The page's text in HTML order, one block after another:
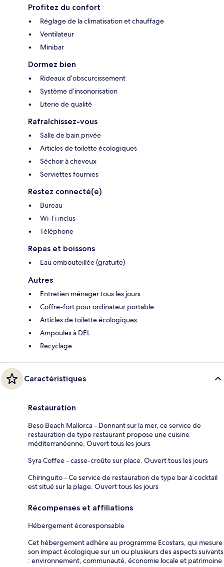
Profitez du confort
Réglage de la climatisation et chauffage
Ventilateur
Minibar
Dormez bien
Rideaux d’obscurcissement
Système d’insonorisation
Literie de qualité
Rafraîchissez-vous
Salle de bain privée
Articles de toilette écologiques
Séchoir à cheveux
Serviettes fournies
Restez connecté(e)
Bureau
Wi-Fi inclus
Téléphone
Repas et boissons
Eau embouteillée (gratuite)
Autres
Entretien ménager tous les jours
Coffre-fort pour ordinateur portable
Articles de toilette écologiques
Ampoules à DEL
Recyclage
Caractéristiques
Restauration
Beso Beach Mallorca - Donnant sur la mer, ce service de
restauration de type restaurant propose une cuisine
méditerranéenne. Ouvert tous les jours
Syra Coffee - casse-croûte sur place. Ouvert tous les jours
Chiringuito - Ce service de restauration de type bar à cocktail
est situé sur la plage. Ouvert tous les jours
Récompenses et affiliations
Hébergement écoresponsable
Cet hébergement adhère au programme Ecostars, qui mesure
son impact écologique sur un ou plusieurs des aspects suivants
: environnement, communauté, économie locale et patrimoine